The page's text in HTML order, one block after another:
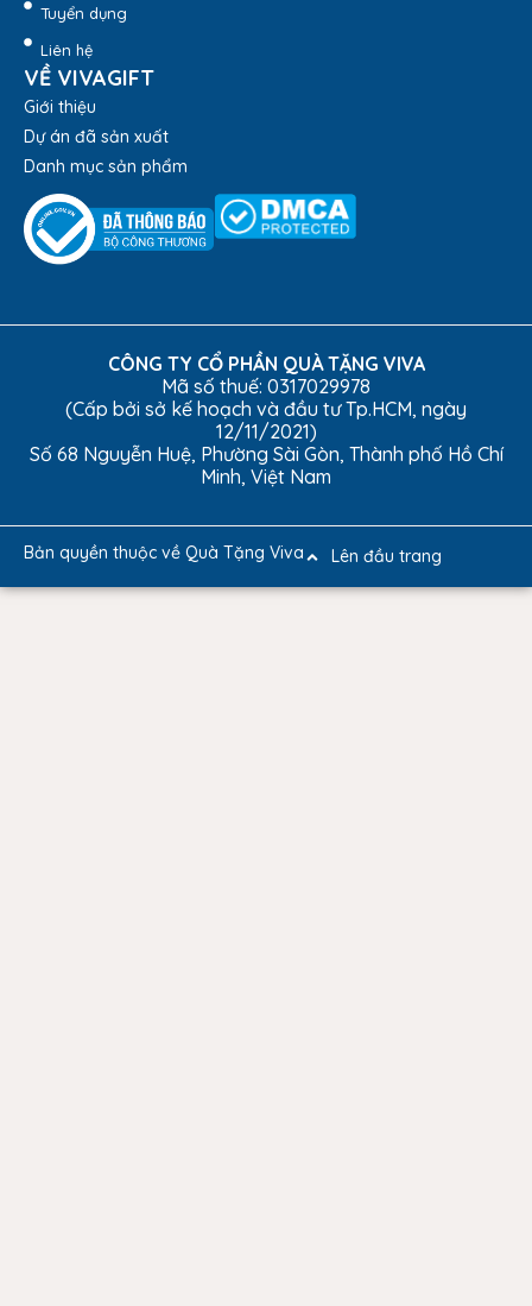
Tuyển dụng
Liên hệ
VỀ VIVAGIFT
Giới thiệu
Dự án đã sản xuất
Danh mục sản phẩm
CÔNG TY CỔ PHẦN QUÀ TẶNG VIVA
Mã số thuế: 0317029978
(Cấp bởi sở kế hoạch và đầu tư Tp.HCM, ngày
12/11/2021)
Số 68 Nguyễn Huệ, Phường Sài Gòn, Thành phố Hồ Chí
Minh, Việt Nam
Bản quyền thuộc về Quà Tặng Viva Lên đầu trang